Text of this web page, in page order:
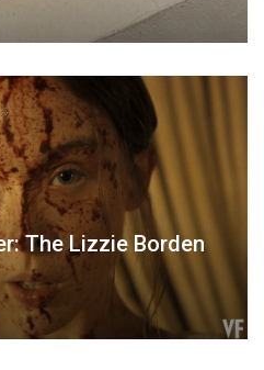
The Lizzie Borden